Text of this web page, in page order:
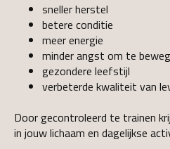
sneller herstel
betere conditie
meer energie
minder angst om te
gezondere leefstijl
verbeterde kwaliteit van
Door gecontroleerd te trainen
in jouw lichaam en dagelijkse